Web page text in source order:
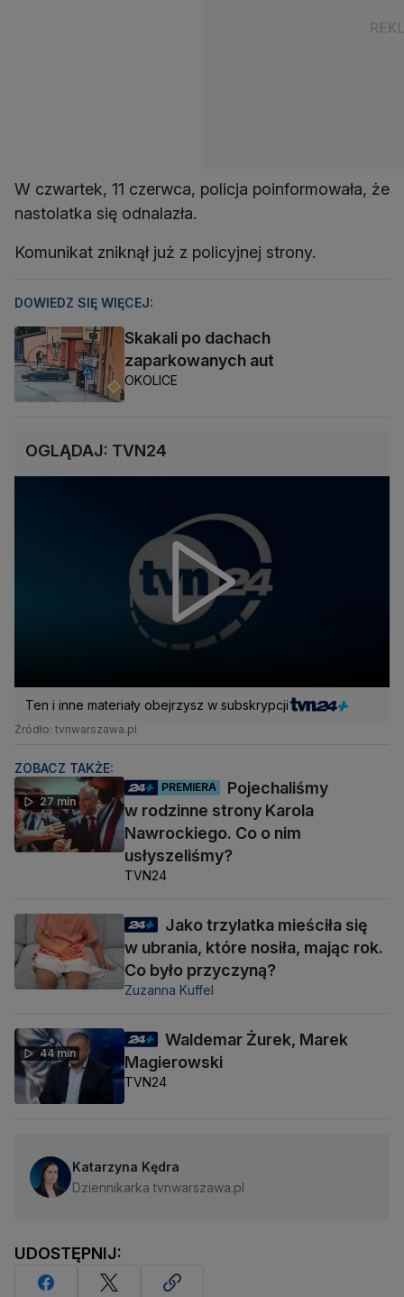
W czwartek, 11 czerwca, policja poinformowała, że
nastolatka się odnalazła.
Komunikat zniknął już z policyjnej strony.
DOWIEDZ SIĘ WIĘCEJ:
Skakali po dachach
zaparkowanych aut
OKOLICE
OGLĄDAJ: TVN24
Ten i inne materiały obejrzysz w subskrypcji
Źródło: tvnwarszawa.pl
ZOBACZ TAKŻE:
27 min
PREMIERA
Pojechaliśmy
w rodzinne strony Karola
Nawrockiego. Co o nim
usłyszeliśmy?
TVN24
Jako trzylatka mieściła się
w ubrania, które nosiła, mając rok.
Co było przyczyną?
Zuzanna Kuffel
44 min
Waldemar Żurek, Marek
Magierowski
TVN24
Katarzyna Kędra
Dziennikarka tvnwarszawa.pl
UDOSTĘPNIJ: